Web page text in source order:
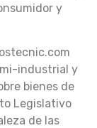
y
industrial y
bienes de
Legislativo
de las